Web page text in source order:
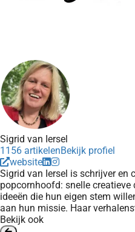
Sigrid van Iersel
1156 artikelenBekijk profiel
website
Sigrid van Iersel is schrijver en
popcornhoofd: snelle creatieve
ideeën die hun eigen stem
aan hun missie. Haar
Bekijk ook